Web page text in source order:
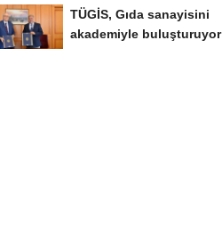
TÜGİS, Gıda sanayisini
akademiyle buluşturuyor